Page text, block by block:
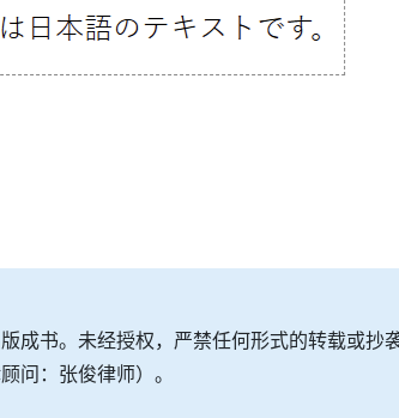
成书。未经授权，严禁任何形式的转载或
顾问：张俊律师）。